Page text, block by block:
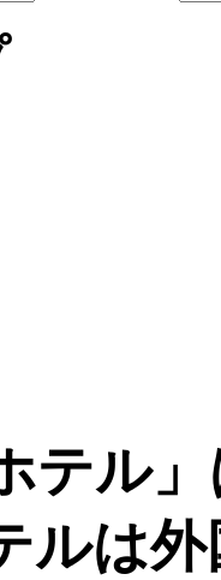
テル
ルは